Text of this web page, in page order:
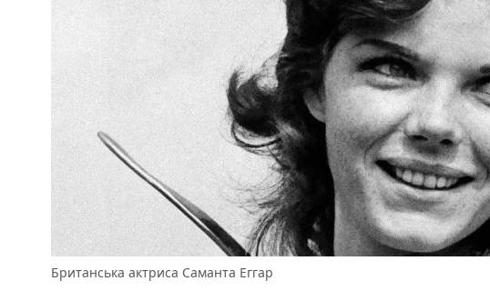
Британська актриса Саманта Еггар